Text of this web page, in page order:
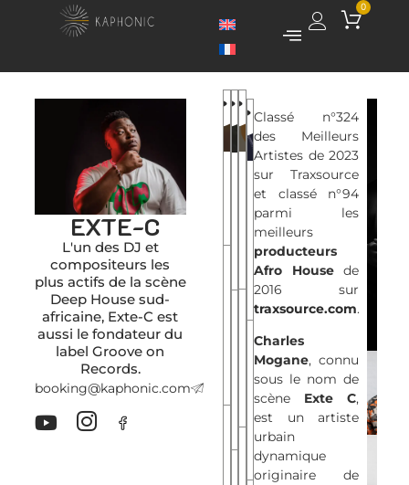
0
EXTE-C
L'un des DJ et
compositeurs les
plus actifs de la scène
Deep House sud-
africaine, Exte-C est
aussi le fondateur du
label Groove on
Records.
booking@kaphonic.com
0:00 0:00
WOZA
ASONELI
Bii-
BACK
0:00 0:00
LAGÉ
MWEN
Mix)
LAGÉ
MWEN
(Motsek
Kreyol
Mix)
0:00 0:00
MAMA
(Original
Mix)
MAMA
(Radio
Edit)
MAMA
0:00 0:00
LIQUID
LOVE
(Main
Mix)
LIQUID
LOVE
(Extended
Mix)
Classé n°324
des Meilleurs
Artistes de 2023
sur Traxsource
et classé n°94
parmi les
meilleurs
producteurs
Afro Housede
2016 sur
traxsource.com.
Charles
Mogane, connu
sous le nom de
scène Exte C,
est un artiste
urbain
dynamique
originaire de